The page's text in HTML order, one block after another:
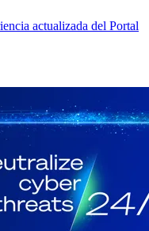
actualizada del Portal